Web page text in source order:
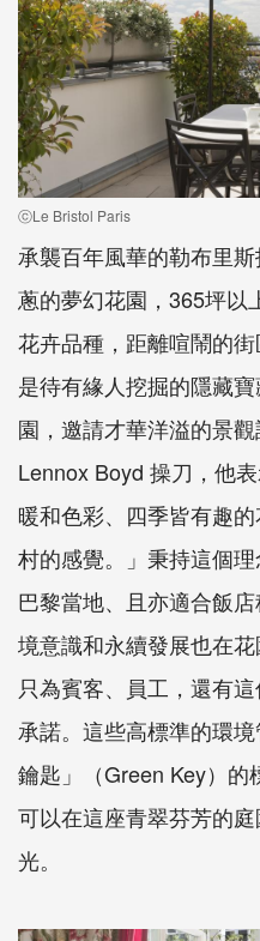
ⓒLe Bristol Paris
承襲百年風華的勒布里
蔥的夢幻花園，365坪以
花卉品種，距離喧鬧的
是待有緣人挖掘的隱藏
園，邀請才華洋溢的景
Lennox Boyd 操刀，他
暖和色彩、四季皆有趣
村的感覺。」秉持這個
巴黎當地、且亦適合飯
境意識和永續發展也在
只為賓客、員工，還有
承諾。這些高標準的環
鑰匙」（Green Key）
可以在這座青翠芬芳的
光。